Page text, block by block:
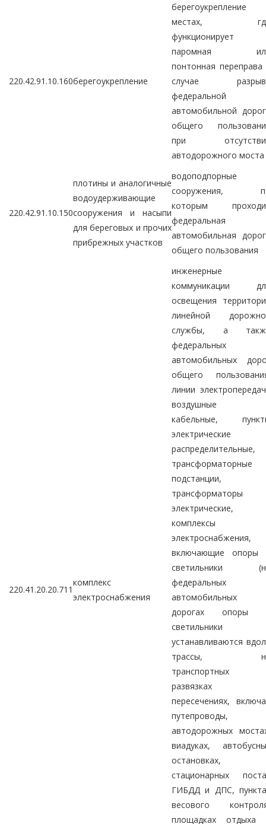
220.42.91.10.160берегоукрепление
берегоукрепление
местах,
функционирует
паромная
понтонная переправа
случае
федеральной
автомобильной
общего
при
автодорожного моста
220.42.91.10.150
плотины и аналогичные
водоудерживающие
сооружения и насыпи
для береговых и прочих
прибрежных участков
водоподпорные
сооружения,
которым
федеральная
автомобильная
общего пользования
220.41.20.20.711
комплекс
электроснабжения
инженерные
коммуникации
освещения
линейной
службы, а
федеральных
автомобильных
общего
линии
воздушные
кабельные,
электрические
распределительные,
трансформаторные
подстанции,
трансформаторы
электрические,
комплексы
электроснабжения,
включающие опоры
светильники
федеральных
автомобильных
дорогах опоры
светильники
устанавливаются
трассы,
транспортных
развязках
пересечениях,
путепроводы,
автодорожных
виадуках,
остановках,
стационарных
ГИБДД и ДПС,
весового
площадках отдыха